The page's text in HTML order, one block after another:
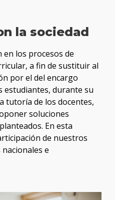
la sociedad
en los procesos de
a fin de sustituir al
por el del encargo
estudiantes, durante su
tutoría de los docentes,
soluciones
En esta
de nuestros
e